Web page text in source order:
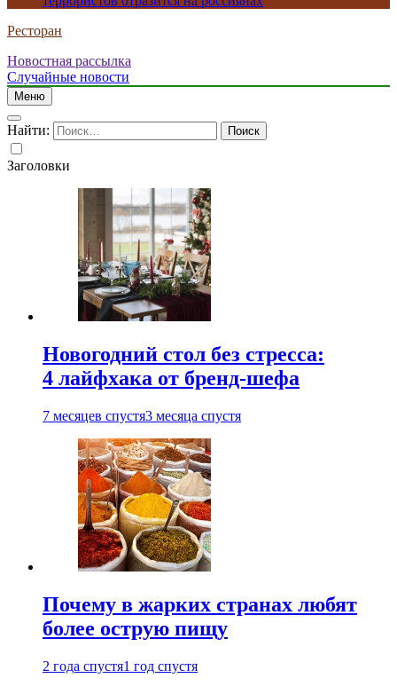
Ресторан
Новостная рассылка
Случайные новости
Меню
Найти:
Заголовки
Новогодний стол без стресса:
4 лайфхака от бренд-шефа
7 месяцев спустя3 месяца спустя
Почему в жарких странах любят
более острую пищу
2 года спустя1 год спустя